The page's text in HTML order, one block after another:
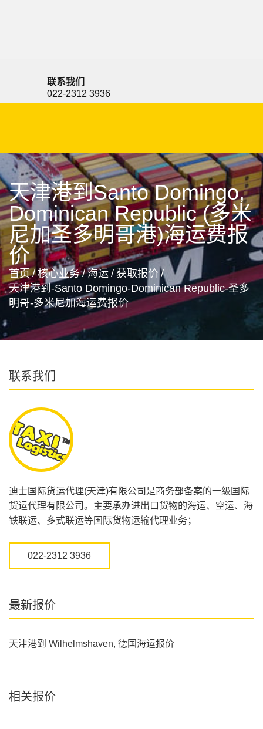
联系我们
022-2312 3936
天津港到Santo Domingo,
Dominican Republic (多米
尼加圣多明哥港)海运费报
价
首页 / 核心业务 / 海运 / 获取报价 /
天津港到-Santo Domingo-Dominican Republic-圣多
明哥-多米尼加海运费报价
联系我们
迪士国际货运代理(天津)有限公司是商务部备案的一级国际
货运代理有限公司。主要承办进出口货物的海运、空运、海
铁联运、多式联运等国际货物运输代理业务；
022-2312 3936
最新报价
天津港到 Wilhelmshaven, 德国海运报价
相关报价